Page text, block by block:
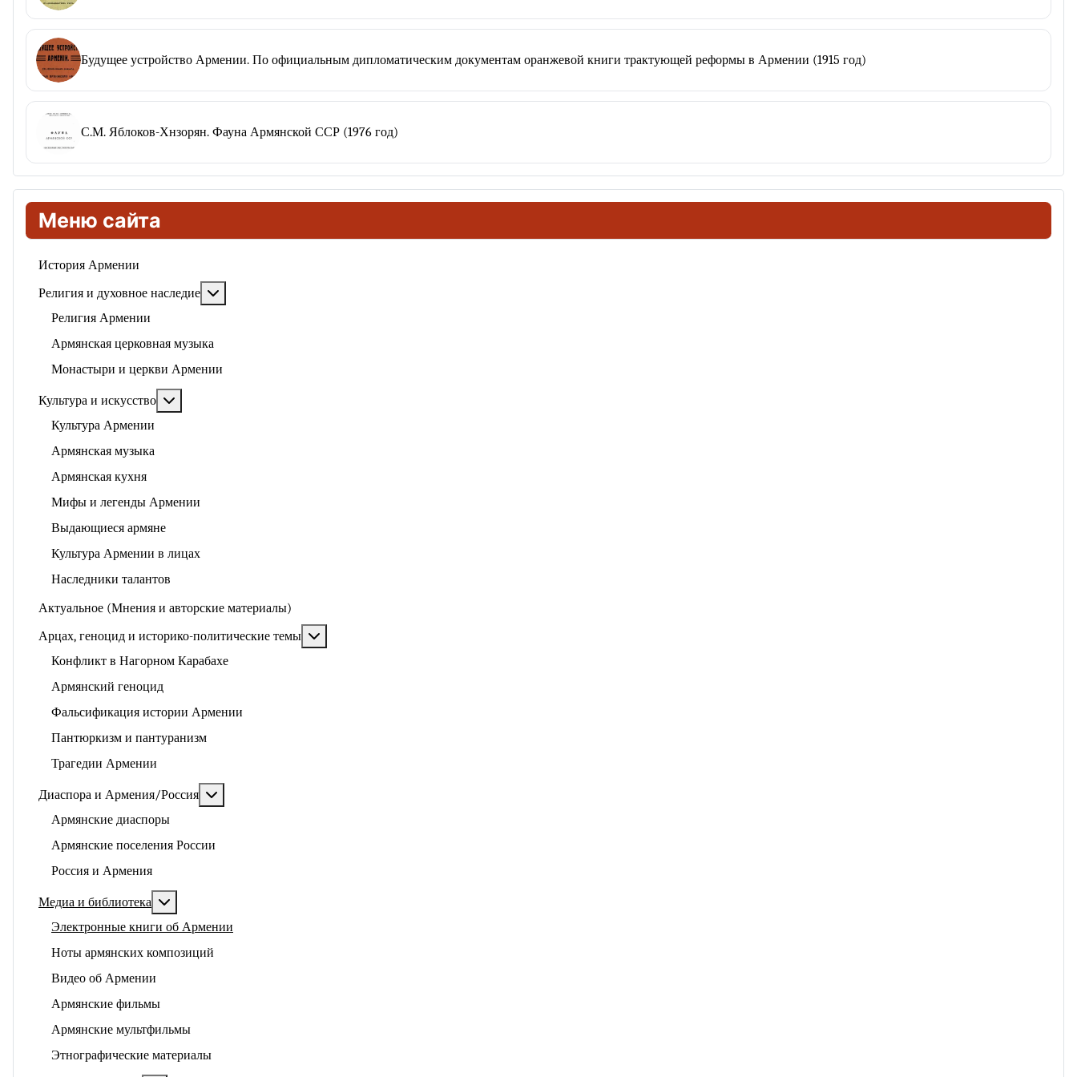
Меню сайта
История Армении
Религия и духовное наследие
Религия Армении
Армянская церковная музыка
Монастыри и церкви Армении
Культура и искусство
Культура Армении
Армянская музыка
Армянская кухня
Мифы и легенды Армении
Выдающиеся армяне
Культура Армении в лицах
Наследники талантов
Актуальное (Мнения и авторские материалы)
Арцах, геноцид и историко-политические темы
Конфликт в Нагорном Карабахе
Армянский геноцид
Фальсификация истории Армении
Пантюркизм и пантуранизм
Трагедии Армении
Диаспора и Армения/Россия
Армянские диаспоры
Армянские поселения России
Россия и Армения
Медиа и библиотека
Электронные книги об Армении
Ноты армянских композиций
Видео об Армении
Армянские фильмы
Армянские мультфильмы
Этнографические материалы
Будущее устройство Армении. По официальным дипломатическим документам оранжевой книги трактующей реформы в Армении (1915 год)
С.М. Яблоков-Хнзорян. Фауна Армянской ССР (1976 год)